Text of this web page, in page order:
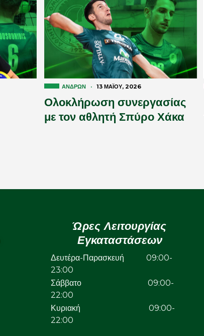
ΑΝΔΡΏΝ · 13 ΜΑΪ́ΟΥ, 2026
Ολοκλήρωση συνεργασίας
με τον αθλητή Σπύρο Χάκα
Ώρες Λειτουργίας
Εγκαταστάσεων
Δευτέρα-Παρασκευή 09:00-
23:00
Σάββατο 09:00-
22:00
Κυριακή 09:00-
22:00